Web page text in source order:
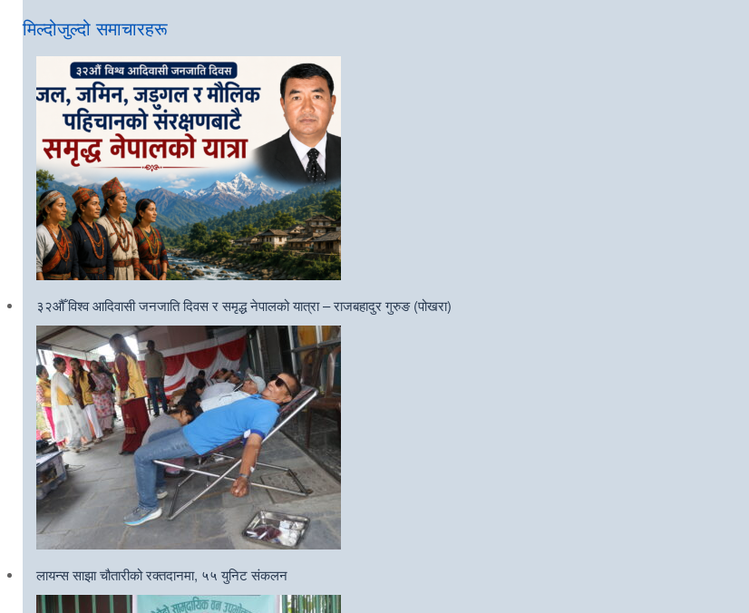
मिल्दोजुल्दो समाचारहरू
३२औँ विश्व आदिवासी जनजाति दिवस र समृद्ध नेपालको यात्रा – राजबहादुर गुरुङ (पोखरा)
लायन्स साझा चौतारीको रक्तदानमा, ५५ युनिट संकलन